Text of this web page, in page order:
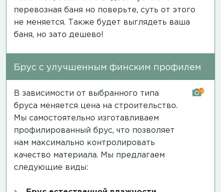
перевозная баня но поверьте, суть от этого
не меняется. Также будет выглядеть ваша
баня, но зато дешево!
Брус с улучшенным финским профилем
В зависимости от выбранного типа
бруса меняется цена на строительство.
Мы самостоятельно изготавливаем
профилированный брус, что позволяет
нам максимально контролировать
качество материала. Мы предлагаем
следующие виды:
14